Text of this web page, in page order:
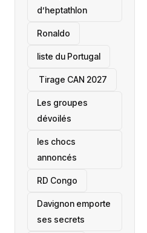
d’heptathlon
Ronaldo
liste du Portugal
‎ Tirage CAN 2027
Les groupes
dévoilés
les chocs
annoncés
‎RD Congo
Davignon emporte
ses secrets